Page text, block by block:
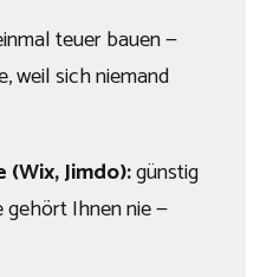
teuer bauen —
weil sich niemand
Jimdo):günstig
gehört Ihnen nie —